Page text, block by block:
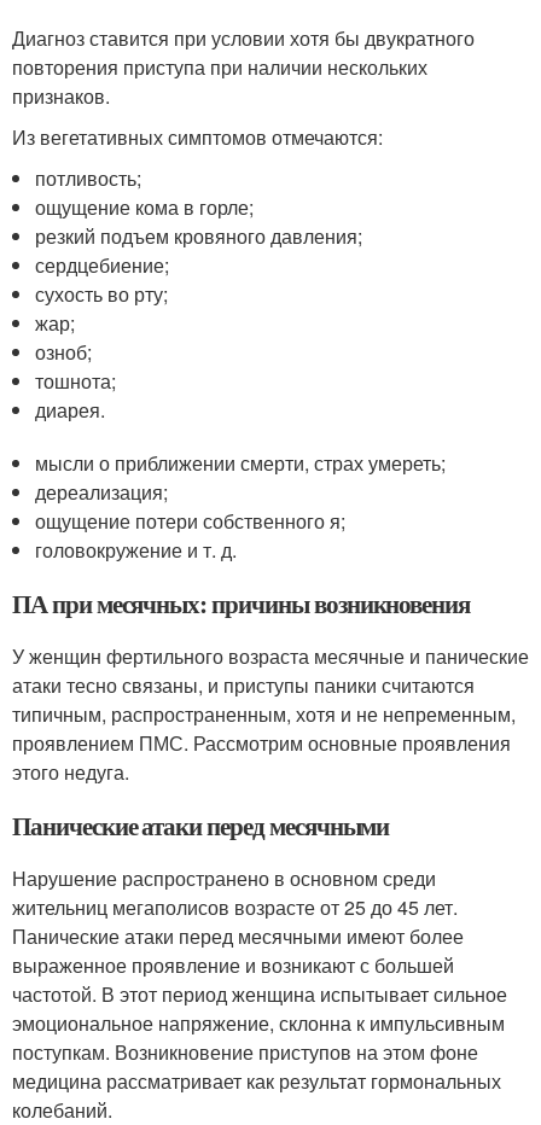
Диагноз ставится при условии хотя бы двукратного
повторения приступа при наличии нескольких
признаков.
Из вегетативных симптомов отмечаются:
потливость;
ощущение кома в горле;
резкий подъем кровяного давления;
сердцебиение;
сухость во рту;
жар;
озноб;
тошнота;
диарея.
мысли о приближении смерти, страх умереть;
дереализация;
ощущение потери собственного я;
головокружение и т. д.
ПА при месячных: причины возникновения
У женщин фертильного возраста месячные и панические
атаки тесно связаны, и приступы паники считаются
типичным, распространенным, хотя и не непременным,
проявлением ПМС. Рассмотрим основные проявления
этого недуга.
Панические атаки перед месячными
Нарушение распространено в основном среди
жительниц мегаполисов возрасте от 25 до 45 лет.
Панические атаки перед месячными имеют более
выраженное проявление и возникают с большей
частотой. В этот период женщина испытывает сильное
эмоциональное напряжение, склонна к импульсивным
поступкам. Возникновение приступов на этом фоне
медицина рассматривает как результат гормональных
колебаний.